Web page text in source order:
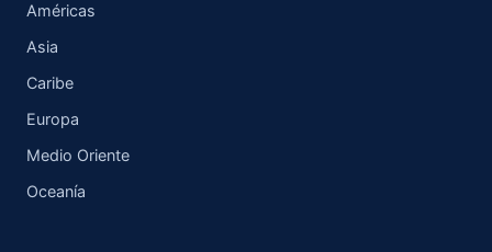
Américas
Asia
Caribe
Europa
Medio Oriente
Oceanía